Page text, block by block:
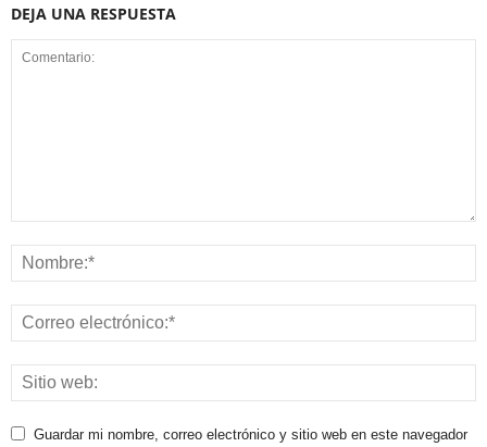
DEJA UNA RESPUESTA
Guardar mi nombre, correo electrónico y sitio web en este navegador